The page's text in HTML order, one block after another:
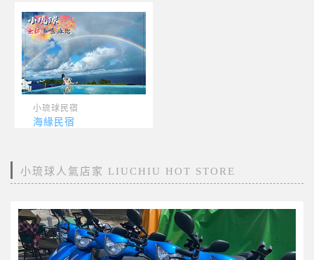
小琉球民宿
海緣民宿
小琉球人氣店家 LIUCHIU HOT STORE